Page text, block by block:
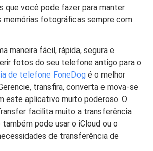
que você pode fazer para manter
memórias fotográficas sempre com
maneira fácil, rápida, segura e
fotos do seu telefone antigo para o
de telefone FoneDog é o melhor
transfira, converta e mova-se
este aplicativo muito poderoso. O
facilita muito a transferência
pode usar o iCloud ou o
de transferência de